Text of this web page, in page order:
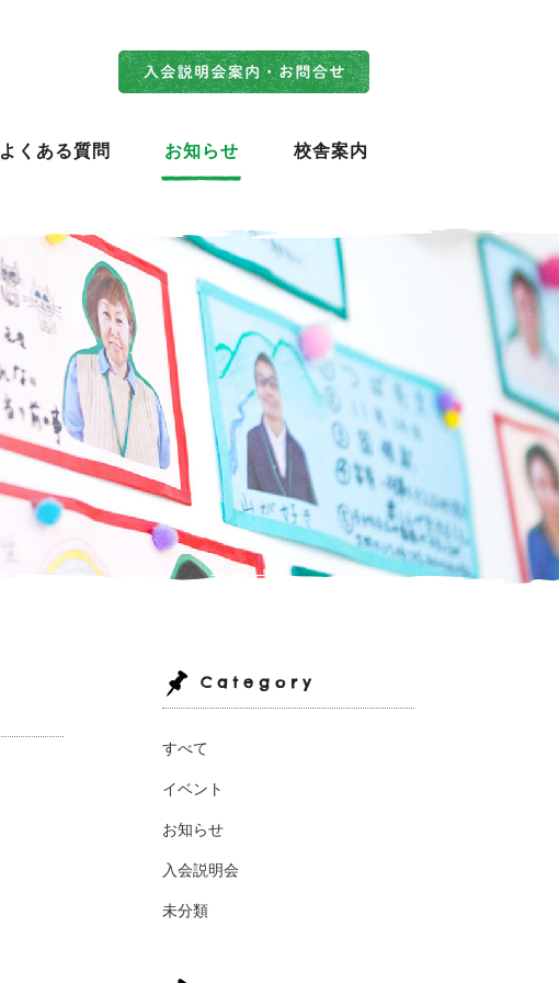
よくある質問 お知らせ 校舎案内
Category
すべて
イベント
お知らせ
入会説明会
未分類